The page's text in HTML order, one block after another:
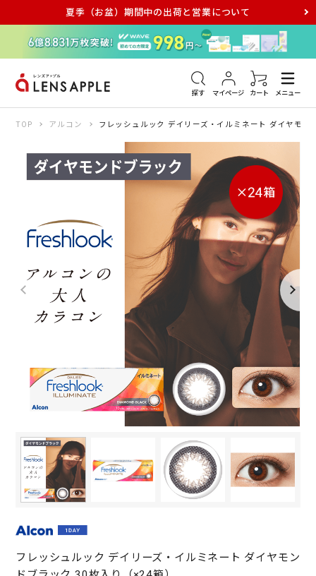
夏季（お盆）期間中の出荷と営業について
探す マイページ カート メニュー
アキュビュー メダリスト メガネ
TOP アルコン フレッシュルック デイリーズ・イルミネート ダイヤモン
フレッシュルック デイリーズ・イルミネート ダイヤモン